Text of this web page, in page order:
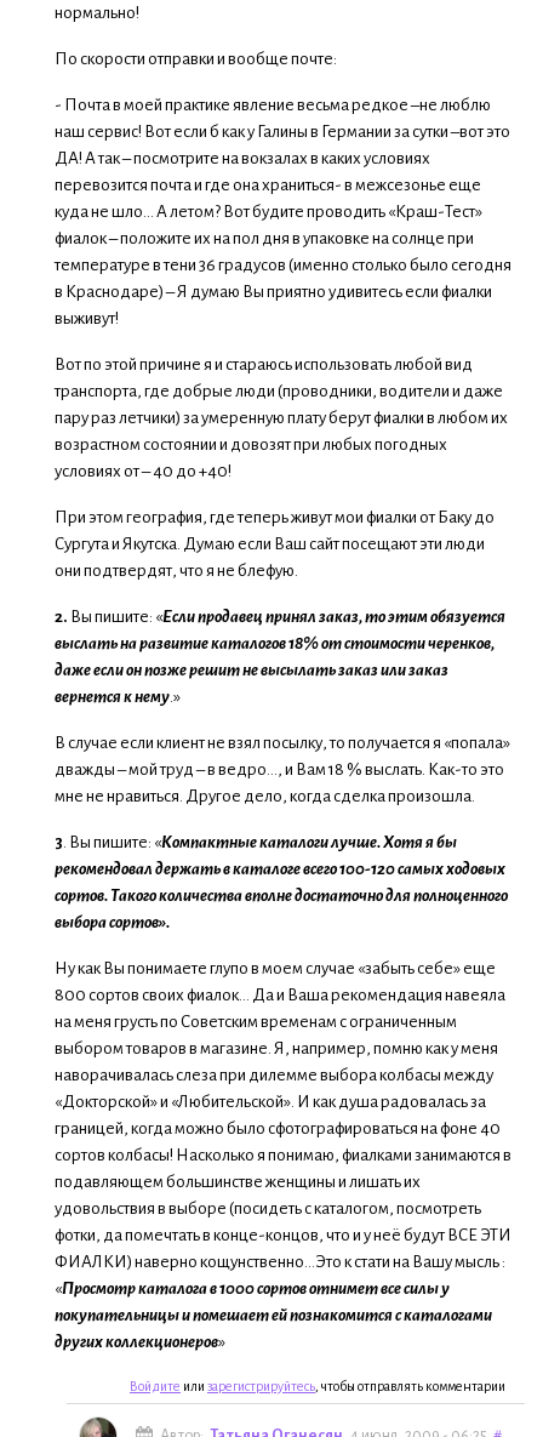
нормально!
По скорости отправки и вообще почте:
- Почта в моей практике явление весьма редкое –не люблю
наш сервис! Вот если б как у Галины в Германии за сутки –вот это
ДА! А так – посмотрите на вокзалах в каких условиях
перевозится почта и где она храниться- в межсезонье еще
куда не шло… А летом? Вот будите проводить «Краш-Тест»
фиалок – положите их на пол дня в упаковке на солнце при
температуре в тени 36 градусов (именно столько было сегодня
в Краснодаре) – Я думаю Вы приятно удивитесь если фиалки
выживут!
Вот по этой причине я и стараюсь использовать любой вид
транспорта, где добрые люди (проводники, водители и даже
пару раз летчики) за умеренную плату берут фиалки в любом их
возрастном состоянии и довозят при любых погодных
условиях от – 40 до +40!
При этом география, где теперь живут мои фиалки от Баку до
Сургута и Якутска. Думаю если Ваш сайт посещают эти люди
они подтвердят, что я не блефую.
2. Вы пишите: «Если продавец принял заказ, то этим обязуется
выслать на развитие каталогов 18% от стоимости черенков,
даже если он позже решит не высылать заказ или заказ
вернется к нему.»
В случае если клиент не взял посылку, то получается я «попала»
дважды – мой труд – в ведро…, и Вам 18 % выслать. Как-то это
мне не нравиться. Другое дело, когда сделка произошла.
3. Вы пишите: «Компактные каталоги лучше.Хотя я бы
рекомендовал держать в каталоге всего 100-120 самых ходовых
сортов. Такого количества вполне достаточно для полноценного
выбора сортов».
Ну как Вы понимаете глупо в моем случае «забыть себе» еще
800 сортов своих фиалок… Да и Ваша рекомендация навеяла
на меня грусть по Советским временам с ограниченным
выбором товаров в магазине. Я, например, помню как у меня
наворачивалась слеза при дилемме выбора колбасы между
«Докторской» и «Любительской». И как душа радовалась за
границей, когда можно было сфотографироваться на фоне 40
сортов колбасы! Насколько я понимаю, фиалками занимаются в
подавляющем большинстве женщины и лишать их
удовольствия в выборе (посидеть с каталогом, посмотреть
фотки, да помечтать в конце-концов, что и у неё будут ВСЕ ЭТИ
ФИАЛКИ) наверно кощунственно…Это к стати на Вашу мысль :
«Просмотр каталога в 1000 сортов отнимет все силы у
покупательницы и помешает ей познакомится с каталогами
других коллекционеров»
Войдите или зарегистрируйтесь , чтобы отправлять комментарии